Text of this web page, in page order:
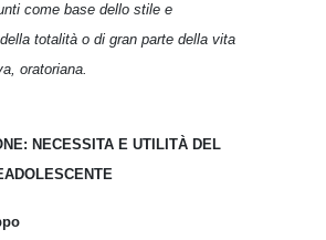
come base dello stile e
totalità o di gran parte della vita
oratoriana.
NECESSITA E UTILITÀ DEL